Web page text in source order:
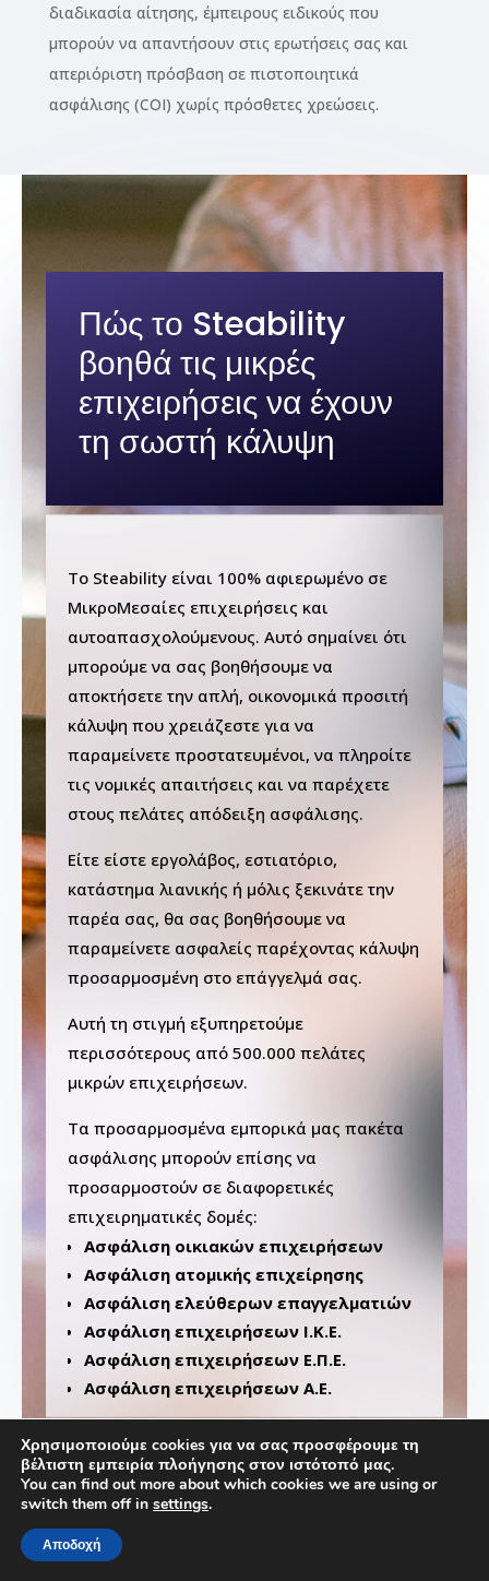
διαδικασία αίτησης, έμπειρους ειδικούς που
μπορούν να απαντήσουν στις ερωτήσεις σας και
απεριόριστη πρόσβαση σε πιστοποιητικά
ασφάλισης (COI) χωρίς πρόσθετες χρεώσεις.
Πώς το Steability
βοηθά τις μικρές
επιχειρήσεις να έχουν
τη σωστή κάλυψη
Το Steability είναι 100% αφιερωμένο σε
ΜικροΜεσαίες επιχειρήσεις και
αυτοαπασχολούμενους. Αυτό σημαίνει ότι
μπορούμε να σας βοηθήσουμε να
αποκτήσετε την απλή, οικονομικά προσιτή
κάλυψη που χρειάζεστε για να
παραμείνετε προστατευμένοι, να πληροίτε
τις νομικές απαιτήσεις και να παρέχετε
στους πελάτες απόδειξη ασφάλισης.
Είτε είστε εργολάβος, εστιατόριο,
κατάστημα λιανικής ή μόλις ξεκινάτε την
παρέα σας, θα σας βοηθήσουμε να
παραμείνετε ασφαλείς παρέχοντας κάλυψη
προσαρμοσμένη στο επάγγελμά σας.
Αυτή τη στιγμή εξυπηρετούμε
περισσότερους από 500.000 πελάτες
μικρών επιχειρήσεων.
Τα προσαρμοσμένα εμπορικά μας πακέτα
ασφάλισης μπορούν επίσης να
προσαρμοστούν σε διαφορετικές
επιχειρηματικές δομές:
Ασφάλιση οικιακών επιχειρήσεων
Ασφάλιση ατομικής επιχείρησης
Ασφάλιση ελεύθερων επαγγελματιών
Ασφάλιση επιχειρήσεων Ι.Κ.Ε.
Ασφάλιση επιχειρήσεων Ε.Π.Ε.
Ασφάλιση επιχειρήσεων Α.Ε.
Our Customers
Δείτε τι έχουν να πουν οι πελάτες μας
Χρησιμοποιούμε cookies για να σας προσφέρουμε τη
βέλτιστη εμπειρία πλοήγησης στον ιστότοπό μας.
You can find out more about which cookies we are using or
switch them off in settings.
Αποδοχή